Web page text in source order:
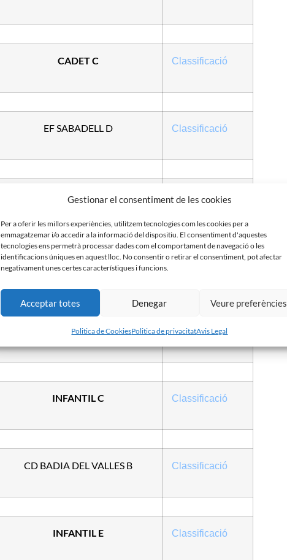
Gestionar el consentiment de les cookies
Per a oferir les millors experiències, utilitzem tecnologies com les cookies per a
emmagatzemar i/o accedir a la informació del dispositiu. El consentiment d'aquestes
tecnologies ens permetrà processar dades com el comportament de navegació o les
identificacions úniques en aquest lloc. No consentir o retirar el consentiment, pot afectar
negativament unes certes característiques i funcions.
Acceptar totes Denegar Veure preferències
Politica de CookiesPolitica de privacitatAvis Legal
CADET C Classificació
EF SABADELL D Classificació
UCF STA PERPETUA A Classificació
INFANTIL A Classificació
CFU CAN RULL RT B Classificació
INFANTIL C Classificació
CD BADIA DEL VALLES B Classificació
INFANTIL E Classificació